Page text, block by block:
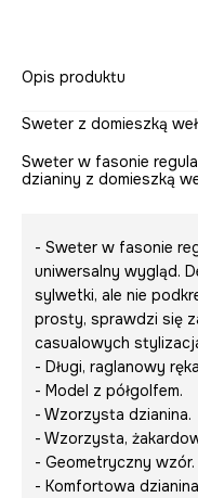
Opis produktu
Sweter z domieszką
Sweter w fasonie
dzianiny z domieszką
- Sweter w fasonie
uniwersalny wygląd.
sylwetki, ale nie
prosty, sprawdzi się
casualowych
- Długi, raglanowy
- Model z półgolfem.
- Wzorzysta dzianina.
- Wzorzysta,
- Geometryczny wzór.
- Komfortowa